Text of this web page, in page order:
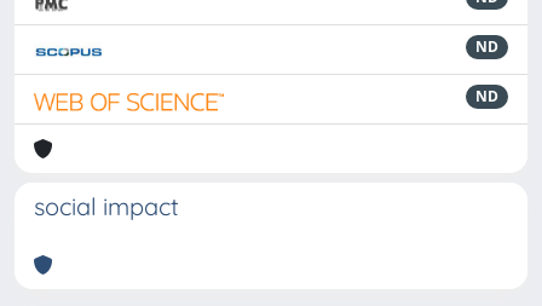
ND
ND
social impact